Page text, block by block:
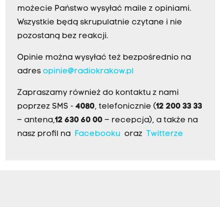
możecie Państwo wysyłać maile z opiniami.
Wszystkie będą skrupulatnie czytane i nie
pozostaną bez reakcji.
Opinie można wysyłać też bezpośrednio na
adres opinie@radiokrakow.pl
Zapraszamy również do kontaktu z nami
poprzez SMS - 4080, telefonicznie (12 200 33 33
– antena,12 630 60 00 – recepcja), a także na
nasz profil na Facebookuoraz Twitterze